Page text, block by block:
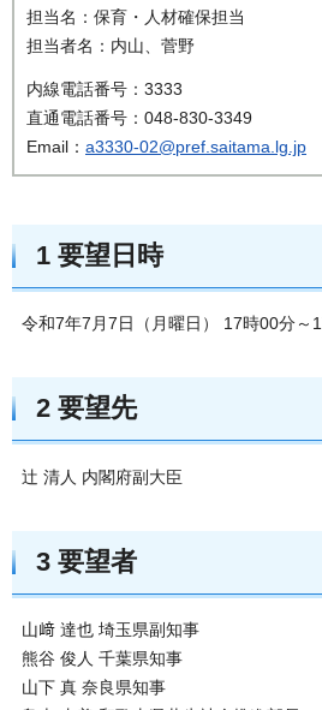
担当名：保育・人材確保担当
担当者名：内山、菅野
内線電話番号：3333
直通電話番号：048-830-3349
Email： a3330-02@pref.saitama.lg.jp
1 要望日時
令和7年7月7日（月曜日） 17時00分～
2 要望先
辻 清人 内閣府副大臣
3 要望者
山﨑 達也 埼玉県副知事
熊谷 俊人 千葉県知事
山下 真 奈良県知事